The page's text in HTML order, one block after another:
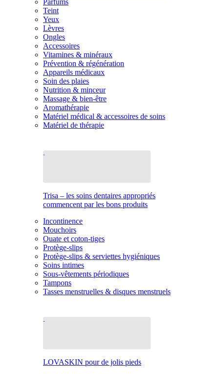
Parfums
Teint
Yeux
Lèvres
Ongles
Accessoires
Vitamines & minéraux
Prévention & régénération
Appareils médicaux
Soin des plaies
Nutrition & minceur
Massage & bien-être
Aromathérapie
Matériel médical & accessoires de soins
Matériel de thérapie
Trisa – les soins dentaires appropriés
commencent par les bons produits
Incontinence
Mouchoirs
Ouate et coton-tiges
Protège-slips
Protège-slips & serviettes hygiéniques
Soins intimes
Sous-vêtements périodiques
Tampons
Tasses menstruelles & disques menstruels
LOVASKIN pour de jolis pieds